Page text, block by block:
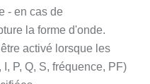
- en cas de
la forme d'onde.
activé lorsque les
P, Q, S, fréquence, PF)